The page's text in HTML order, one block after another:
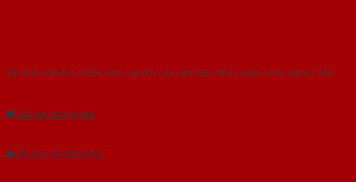
Với kinh nghiệm nhiêu năm nghiên cứu cửa theo tiêu chuẩn công nghệ Châu
Gửi yêu cầu tư vấn
Tải báo giá tổng hợp